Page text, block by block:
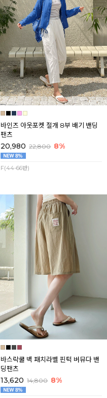
바인즈 아웃포켓 절개 8부 배기 밴딩
팬츠
20,980 22,800 8%
F(44-66반)
바스락쿨 백 패치라벨 핀턱 버뮤다 밴
딩팬츠
13,620 14,800 8%